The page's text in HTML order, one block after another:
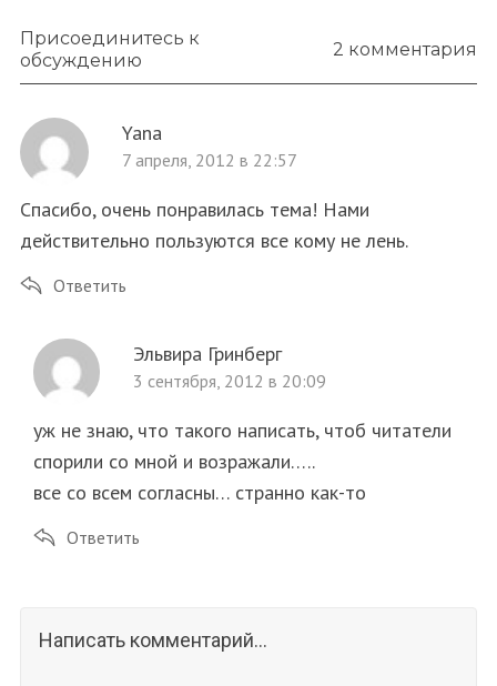
Присоединитесь к
обсуждению
2 комментария
Yana
7 апреля, 2012 в 22:57
Спасибо, очень понравилась тема! Нами
действительно пользуются все кому не лень.
Ответить
Эльвира Гринберг
3 сентября, 2012 в 20:09
уж не знаю, что такого написать, чтоб читатели
спорили со мной и возражали…..
все со всем согласны… странно как-то
Ответить